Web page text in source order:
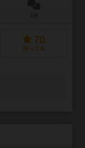
70
持ってる